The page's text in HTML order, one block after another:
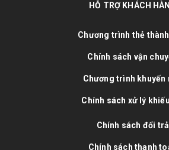
HỖ TRỢ KHÁCH
Chương trình thẻ
Chính sách vận
Chương trình khuyến
Chính sách xử lý
Chính sách đổi trả
Chính sách thanh